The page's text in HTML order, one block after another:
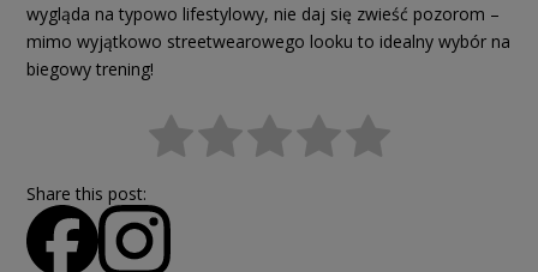
wygląda na typowo lifestylowy, nie daj się zwieść pozorom –
mimo wyjątkowo streetwearowego looku to idealny wybór na
biegowy trening!
Share this post: